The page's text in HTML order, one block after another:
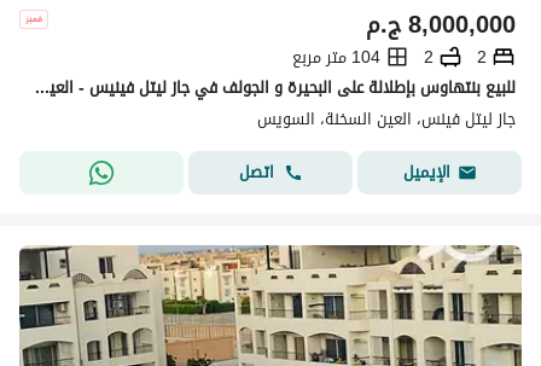
ج.م8,000,000
2
2
104 متر مربع
للبيع بنتهاوس بإطلالة على البحيرة و الجولف في جاز ليتل فينيس - العين السخنة
جاز ليتل فينس، العين السخنة، السويس
الإيميل
اتصل